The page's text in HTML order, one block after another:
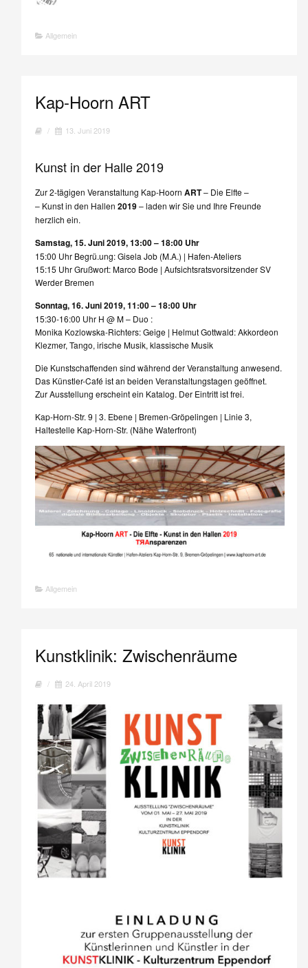
Allgemein
Kap-Hoorn ART
/ 13. Juni 2019
Kunst in der Halle 2019
Zur 2-tägigen Veranstaltung Kap-Hoorn ART– Die Elfte –
– Kunst in den Hallen 2019– laden wir Sie und Ihre Freunde
herzlich ein.
Samstag, 15. Juni 2019, 13:00 – 18:00 Uhr
15:00 Uhr Begrü.ung: Gisela Job (M.A.) | Hafen-Ateliers
15:15 Uhr Grußwort: Marco Bode | Aufsichtsratsvorsitzender SV
Werder Bremen
Sonntag, 16. Juni 2019, 11:00 – 18:00 Uhr
15:30-16:00 Uhr H @ M – Duo :
Monika Kozlowska-Richters: Geige | Helmut Gottwald: Akkordeon
Klezmer, Tango, irische Musik, klassische Musik
Die Kunstschaffenden sind während der Veranstaltung anwesend.
Das Künstler-Café ist an beiden Veranstaltungstagen geöffnet.
Zur Ausstellung erscheint ein Katalog. Der Eintritt ist frei.
Kap-Horn-Str. 9 | 3. Ebene | Bremen-Gröpelingen | Linie 3,
Haltestelle Kap-Horn-Str. (Nähe Waterfront)
Allgemein
Kunstklinik: Zwischenräume
/ 24. April 2019